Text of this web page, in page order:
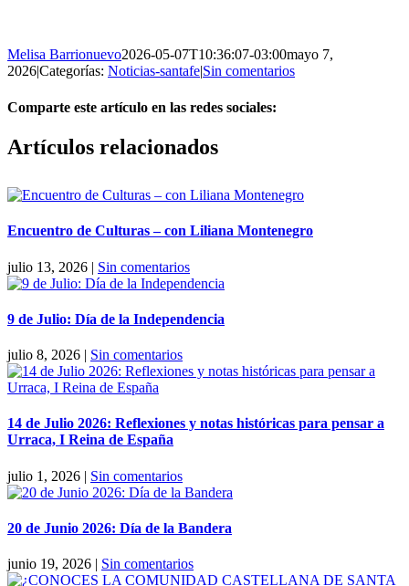
Melisa Barrionuevo2026-05-07T10:36:07-03:00mayo 7,
2026|Categorías: Noticias-santafe|Sin comentarios
Comparte este artículo en las redes sociales:
Facebook
X
Reddit
LinkedIn
Pinterest
Vk
Artículos relacionados
Encuentro de Culturas – con Liliana Montenegro
julio 13, 2026 | Sin comentarios
9 de Julio: Día de la Independencia
julio 8, 2026 | Sin comentarios
14 de Julio 2026: Reflexiones y notas históricas para pensar a
Urraca, I Reina de España
julio 1, 2026 | Sin comentarios
20 de Junio 2026: Día de la Bandera
junio 19, 2026 | Sin comentarios